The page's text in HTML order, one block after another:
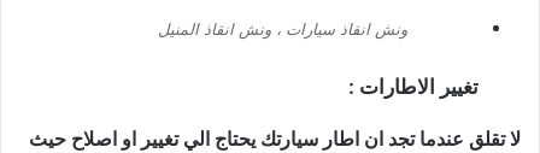
ونش انقاذ سيارات ، ونش انقاذ المنيل
تغيير الاطارات :
لا تقلق عندما تجد ان اطار سيارتك يحتاج الي تغيير او اصلاح حيث